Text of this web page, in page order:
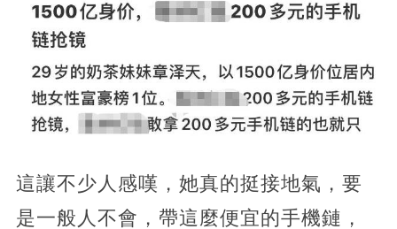
這讓不少人感嘆，她真的挺接地氣，要
是一般人不會，帶這麼便宜的手機鏈，